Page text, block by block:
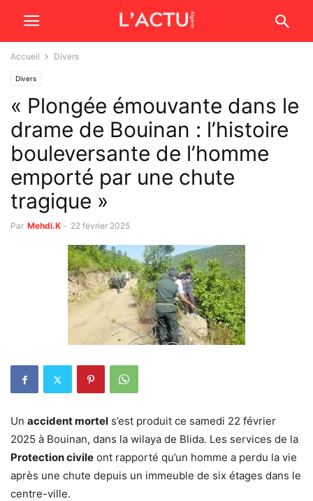
Accueil Divers
Divers
« Plongée émouvante dans le
drame de Bouinan : l’histoire
bouleversante de l’homme
emporté par une chute
tragique »
Par Mehdi.K - 22 février 2025
Un accident mortel s’est produit ce samedi 22 février
2025 à Bouinan, dans la wilaya de Blida. Les services de la
Protection civile ont rapporté qu’un homme a perdu la vie
après une chute depuis un immeuble de six étages dans le
centre-ville.